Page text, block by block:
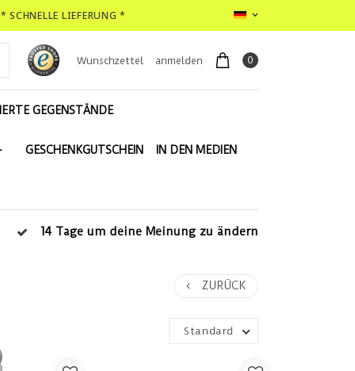
SCHNELLE LIEFERUNG *
Wunschzettel anmelden 0
GEGENSTÄNDE
GESCHENKGUTSCHEIN IN DEN MEDIEN
14 Tage um deine Meinung zu ändern
ZURÜCK
Standard